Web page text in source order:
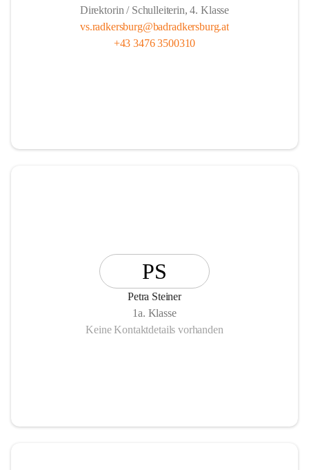
Es besteht für gemeldete Kinder Anwesenheitspflicht bis
16.00. Seit 1. September 2017 gibt es aber die gesetzliche
Klausel, dass auf Verlangen der Eltern die SchülerInnen
Direktorin / Schulleiterin, 4. Klasse
vs.radkersburg@badradkersburg.at
+43 3476 3500310
PS
Petra Steiner
1a. Klasse
Keine Kontaktdetails vorhanden